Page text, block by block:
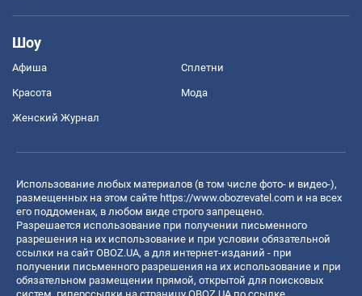
Шоу
Афиша Сплетни
Красота Мода
Женский Журнал
Использование любых материалов (в том числе фото- и видео-),
размещенных на этом сайте https://www.obozrevatel.com и на всех
его поддоменах, в любом виде строго запрещено.
Разрешается использование при получении письменного
разрешения на их использование и при условии обязательной
ссылки на сайт OBOZ.UA, а для интернет-изданий - при
получении письменного разрешения на их использование и при
обязательном размещении прямой, открытой для поисковых